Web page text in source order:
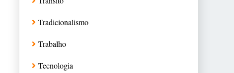
Tradicionalismo
Trabalho
Tecnologia